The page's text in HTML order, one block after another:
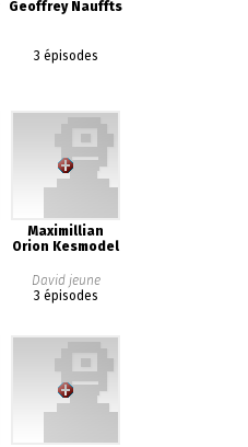
Geoffrey Nauffts
3 épisodes
Maximillian
Orion Kesmodel
David jeune
3 épisodes